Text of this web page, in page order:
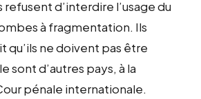
refusent d’interdire l’usage du
à fragmentation. Ils
qu’ils ne doivent pas être
sont d’autres pays, à la
pénale internationale.